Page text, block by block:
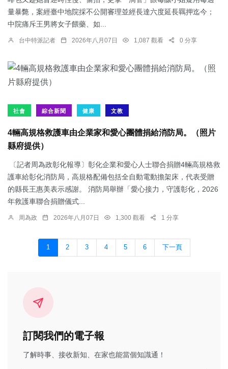
量暴斃，案經臺中地院採不公開審理並經長達六度延長羈押迄今；
中院痛斥王男將女子餵藥、如...
台中特派記者 2026年八月07日 1,087 觀看 0 分享
社會 綜合新聞 健康 文教
4輛高規格救護車由企業家和愛心團體捐給消防局。（照片
縣府提供）
〔記者周為政彰化報導〕彰化企業和愛心人士聯合捐贈4輛高規格救
護車給彰化消防局，高規格配備包括全自動電動擔架床，代表受贈
的縣長王惠美表示感謝。 消防局舉辦「愛心接力，守護彰化，2026
年救護車聯合捐贈儀式...
周為政 2026年八月07日 1,300 觀看 1 分享
1 2 3 4 5 6 下一頁
訂閱我們的電子報
了解時事、接收新知、在家也能當個知識通！